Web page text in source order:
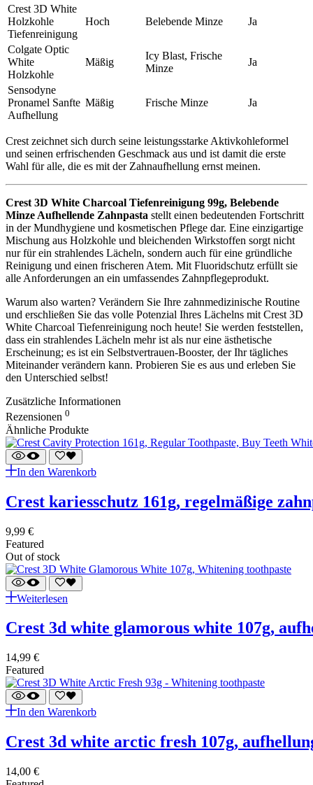
Crest 3D White
Holzkohle
Tiefenreinigung
Hoch Belebende Minze Ja
Colgate Optic
White
Holzkohle
Mäßig
Icy Blast, Frische
Minze
Ja
Sensodyne
Pronamel Sanfte
Aufhellung
Mäßig Frische Minze Ja
Crest zeichnet sich durch seine leistungsstarke Aktivkohleformel
und seinen erfrischenden Geschmack aus und ist damit die erste
Wahl für alle, die es mit der Zahnaufhellung ernst meinen.
Crest 3D White Charcoal Tiefenreinigung 99g, Belebende
Minze Aufhellende Zahnpasta stellt einen bedeutenden Fortschritt
in der Mundhygiene und kosmetischen Pflege dar. Eine einzigartige
Mischung aus Holzkohle und bleichenden Wirkstoffen sorgt nicht
nur für ein strahlendes Lächeln, sondern auch für eine gründliche
Reinigung und einen frischeren Atem. Mit Fluoridschutz erfüllt sie
alle Anforderungen an ein umfassendes Zahnpflegeprodukt.
Warum also warten? Verändern Sie Ihre zahnmedizinische Routine
und erschließen Sie das volle Potenzial Ihres Lächelns mit Crest 3D
White Charcoal Tiefenreinigung noch heute! Sie werden feststellen,
dass ein strahlendes Lächeln mehr ist als nur eine ästhetische
Erscheinung; es ist ein Selbstvertrauen-Booster, der Ihr tägliches
Miteinander verändern kann. Probieren Sie es aus und erleben Sie
den Unterschied selbst!
Zusätzliche Informationen
Rezensionen 0
Ähnliche Produkte
In den Warenkorb
crest kariesschutz 161g, regelmäßige
9,99 €
Featured
Out of stock
Weiterlesen
crest 3d white glamorous white 107g,
14,99 €
Featured
In den Warenkorb
crest 3d white arctic fresh 107g,
14,00 €